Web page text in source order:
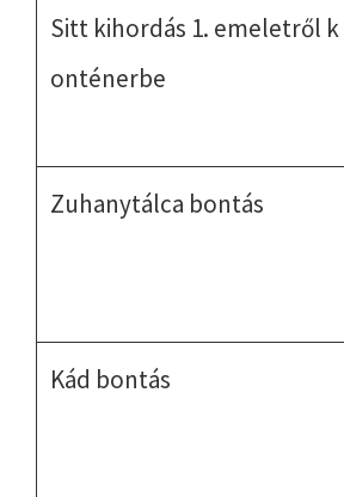
Sitt kihordás 1. emeletről k
onténerbe
Zuhanytálca bontás
Kád bontás